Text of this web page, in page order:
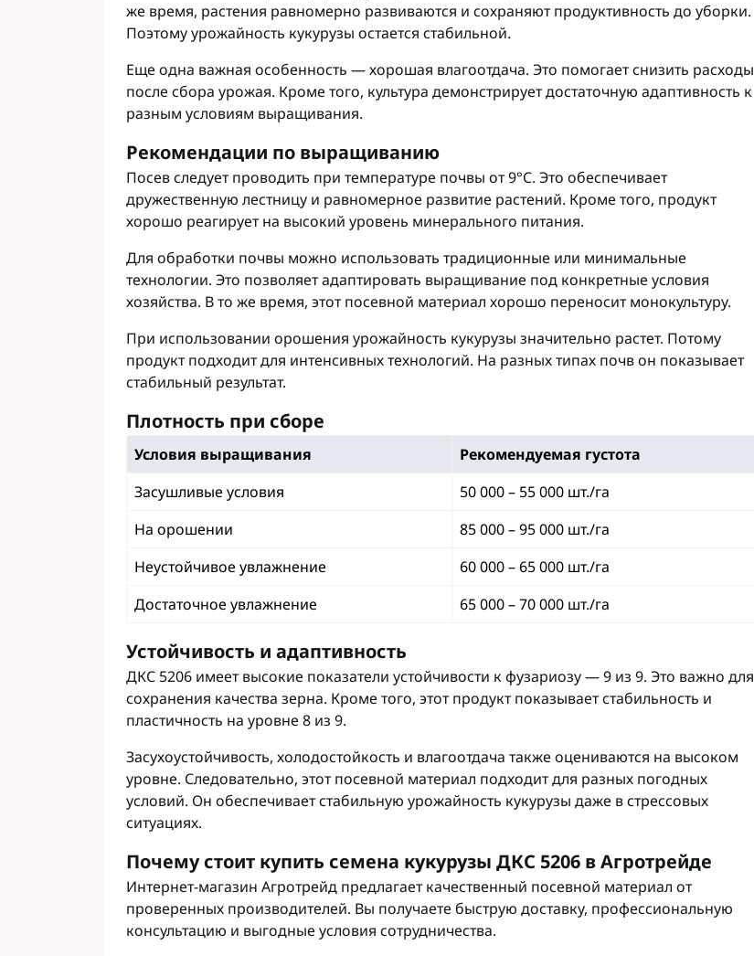
же время, растения равномерно развиваются и сохраняют продуктивность до уборки.
Поэтому урожайность кукурузы остается стабильной.
Еще одна важная особенность — хорошая влагоотдача. Это помогает снизить расходы
после сбора урожая. Кроме того, культура демонстрирует достаточную адаптивность к
разным условиям выращивания.
Рекомендации по выращиванию
Посев следует проводить при температуре почвы от 9°C. Это обеспечивает
дружественную лестницу и равномерное развитие растений. Кроме того, продукт
хорошо реагирует на высокий уровень минерального питания.
Для обработки почвы можно использовать традиционные или минимальные
технологии. Это позволяет адаптировать выращивание под конкретные условия
хозяйства. В то же время, этот посевной материал хорошо переносит монокультуру.
При использовании орошения урожайность кукурузы значительно растет. Потому
продукт подходит для интенсивных технологий. На разных типах почв он показывает
стабильный результат.
Плотность при сборе
Условия выращивания
Рекомендуемая густота
Засушливые условия
50 000 – 55 000 шт./га
На орошении
85 000 – 95 000 шт./га
Неустойчивое увлажнение
60 000 – 65 000 шт./га
Достаточное увлажнение
65 000 – 70 000 шт./га
Устойчивость и адаптивность
ДКС 5206 имеет высокие показатели устойчивости к фузариозу — 9 из 9. Это важно для
сохранения качества зерна. Кроме того, этот продукт показывает стабильность и
пластичность на уровне 8 из 9.
Засухоустойчивость, холодостойкость и влагоотдача также оцениваются на высоком
уровне. Следовательно, этот посевной материал подходит для разных погодных
условий. Он обеспечивает стабильную урожайность кукурузы даже в стрессовых
ситуациях.
Почему стоит купить семена кукурузы ДКС 5206 в Агротрейде
Интернет-магазин Агротрейд предлагает качественный посевной материал от
проверенных производителей. Вы получаете быструю доставку, профессиональную
консультацию и выгодные условия сотрудничества.